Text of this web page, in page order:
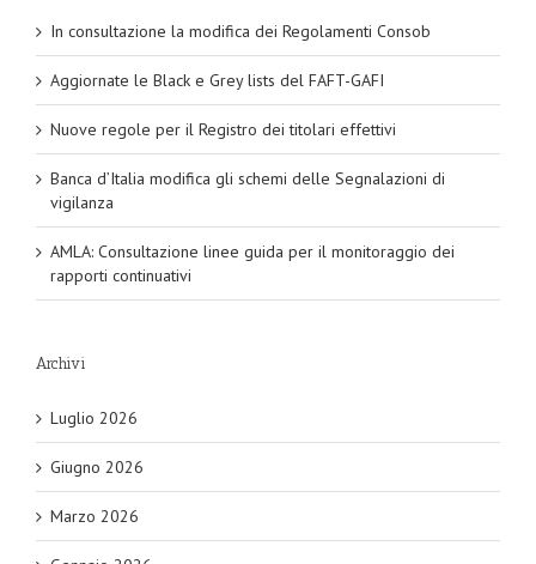
In consultazione la modifica dei Regolamenti Consob
Aggiornate le Black e Grey lists del FAFT-GAFI
Nuove regole per il Registro dei titolari effettivi
Banca d’Italia modifica gli schemi delle Segnalazioni di
vigilanza
AMLA: Consultazione linee guida per il monitoraggio dei
rapporti continuativi
Archivi
Luglio 2026
Giugno 2026
Marzo 2026